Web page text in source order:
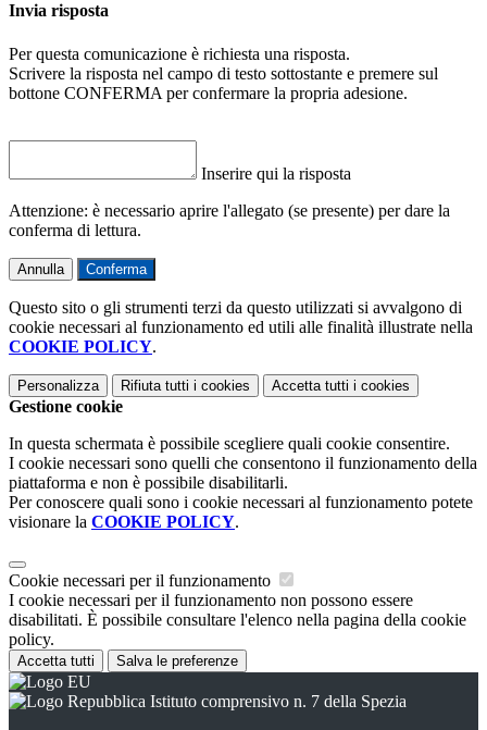
Invia risposta
Per questa comunicazione è richiesta una risposta.
Scrivere la risposta nel campo di testo sottostante e premere sul
bottone CONFERMA per confermare la propria adesione.
Inserire qui la risposta
Attenzione: è necessario aprire l'allegato (se presente) per dare la
conferma di lettura.
Annulla Conferma
Questo sito o gli strumenti terzi da questo utilizzati si avvalgono di
cookie necessari al funzionamento ed utili alle finalità illustrate nella
COOKIE POLICY.
Personalizza Rifiuta tutti i cookies Accetta tutti i cookies
Gestione cookie
In questa schermata è possibile scegliere quali cookie consentire.
I cookie necessari sono quelli che consentono il funzionamento della
piattaforma e non è possibile disabilitarli.
Per conoscere quali sono i cookie necessari al funzionamento potete
visionare la COOKIE POLICY.
Cookie necessari per il funzionamento
I cookie necessari per il funzionamento non possono essere
disabilitati. È possibile consultare l'elenco nella pagina della cookie
policy.
Accetta tutti Salva le preferenze
Istituto comprensivo n. 7 della Spezia